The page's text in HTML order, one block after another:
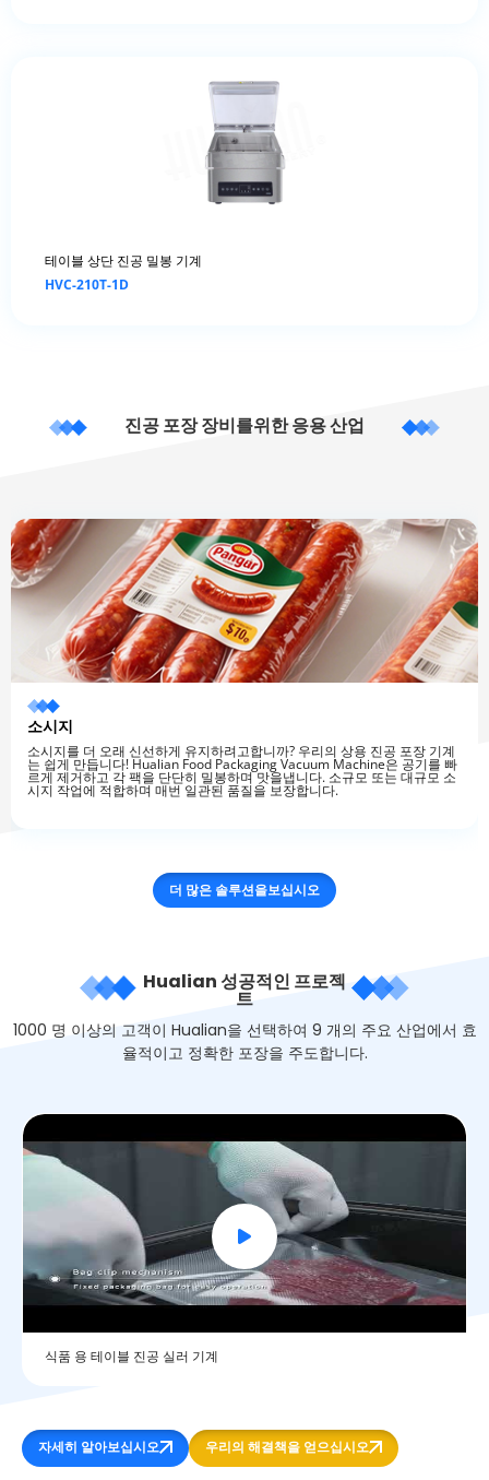
테이블 상단 진공 밀봉 기계
HVC-210T-1D
진공 포장 장비를위한 응용 산업
소시지
소시지를 더 오래 신선하게 유지하려고합니까? 우리의 상용 진공 포장 기계
는 쉽게 만듭니다! Hualian Food Packaging Vacuum Machine은 공기를 빠
르게 제거하고 각 팩을 단단히 밀봉하며 맛을냅니다. 소규모 또는 대규모 소
시지 작업에 적합하며 매번 일관된 품질을 보장합니다.
더 많은 솔루션을보십시오
Hualian 성공적인 프로젝
트
1000 명 이상의 고객이 Hualian을 선택하여 9 개의 주요 산업에서 효
율적이고 정확한 포장을 주도합니다.
식품 용 테이블 진공 실러 기계
자세히 알아보십시오 우리의 해결책을 얻으십시오